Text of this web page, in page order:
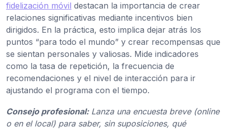
fidelización móvil destacan la importancia de crear
relaciones significativas mediante incentivos bien
dirigidos. En la práctica, esto implica dejar atrás los
puntos “para todo el mundo” y crear recompensas que
se sientan personales y valiosas. Mide indicadores
como la tasa de repetición, la frecuencia de
recomendaciones y el nivel de interacción para ir
ajustando el programa con el tiempo.
Consejo profesional: Lanza una encuesta breve (online
o en el local) para saber, sin suposiciones, qué